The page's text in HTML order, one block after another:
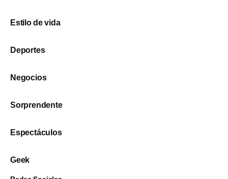
Estilo de vida
Deportes
Negocios
Sorprendente
Espectáculos
Geek